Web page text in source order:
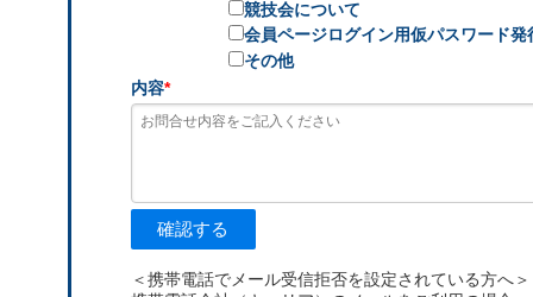
競技会について
会員ページログイン用仮パスワード発
その他
内容*
確認する
＜携帯電話でメール受信拒否を設定されている方へ＞